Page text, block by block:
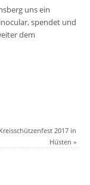
uns ein
spendet und
dem
2017 in
Hüsten»